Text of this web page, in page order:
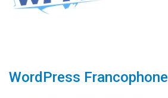
WordPress Francophone